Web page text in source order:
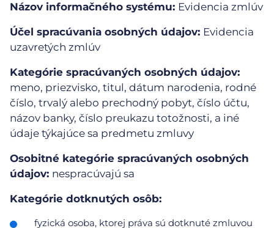
Názov informačného systému: Evidencia zmlúv
Účel spracúvania osobných údajov: Evidencia
uzavretých zmlúv
Kategórie spracúvaných osobných údajov:
meno, priezvisko, titul, dátum narodenia, rodné
číslo, trvalý alebo prechodný pobyt, číslo účtu,
názov banky, číslo preukazu totožnosti, a iné
údaje týkajúce sa predmetu zmluvy
Osobitné kategórie spracúvaných osobných
údajov: nespracúvajú sa
Kategórie dotknutých osôb:
fyzická osoba, ktorej práva sú dotknuté zmluvou